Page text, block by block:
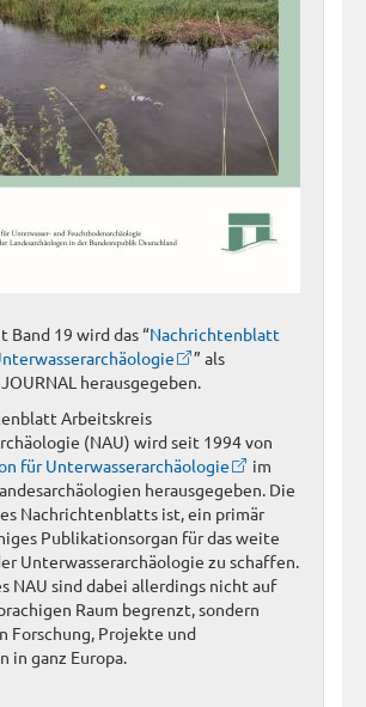
Band 19 wird das “Nachrichtenblatt
” als
herausgegeben.
Arbeitskreis
(NAU) wird seit 1994 von
für Unterwasserarchäologie
im
herausgegeben. Die
Nachrichtenblatts ist, ein primär
Publikationsorgan für das weite
Unterwasserarchäologie zu schaffen.
NAU sind dabei allerdings nicht auf
Raum begrenzt, sondern
Forschung, Projekte und
in ganz Europa.